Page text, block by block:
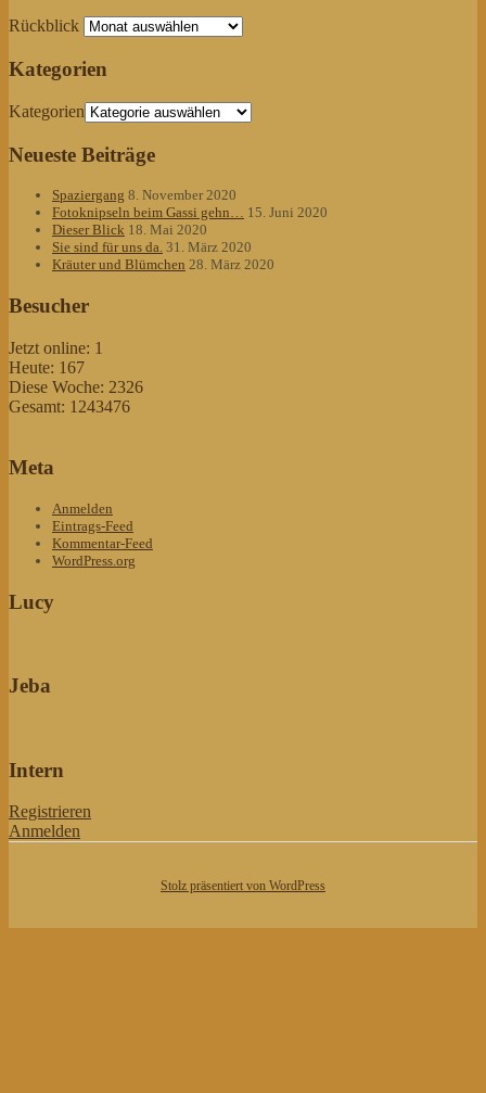
Rückblick
Kategorien
Kategorien
Neueste Beiträge
Spaziergang 8. November 2020
Fotoknipseln beim Gassi gehn… 15. Juni 2020
Dieser Blick 18. Mai 2020
Sie sind für uns da. 31. März 2020
Kräuter und Blümchen 28. März 2020
Besucher
Jetzt online: 1
Heute: 167
Diese Woche: 2326
Gesamt: 1243476
Meta
Anmelden
Eintrags-Feed
Kommentar-Feed
WordPress.org
Lucy
Jeba
Intern
Registrieren
Anmelden
Stolz präsentiert von WordPress